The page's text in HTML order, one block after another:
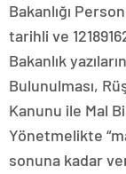
Bakanlığı
tarihli ve
Bakanlık
Bulunulması,
Kanunu ile Mal
Yönetmelikte
sonuna kadar